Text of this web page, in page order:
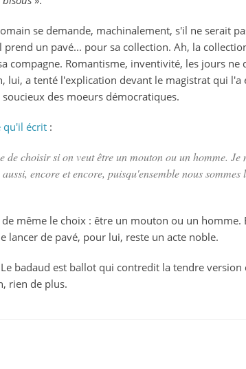
se demande, machinalement, s'il ne serait
un pavé... pour sa collection. Ah, la
compagne. Romantisme, inventivité, les jours ne
lui, a tenté l'explication devant le magistrat qui
des moeurs démocratiques.
qu'il écrit :
choisir si on veut être un mouton ou un homme. Je
encore et encore, puisqu'ensemble nous
même le choix : être un mouton ou un homme.
lancer de pavé, pour lui, reste un acte noble.
Le badaud est ballot qui contredit la tendre
rien de plus.